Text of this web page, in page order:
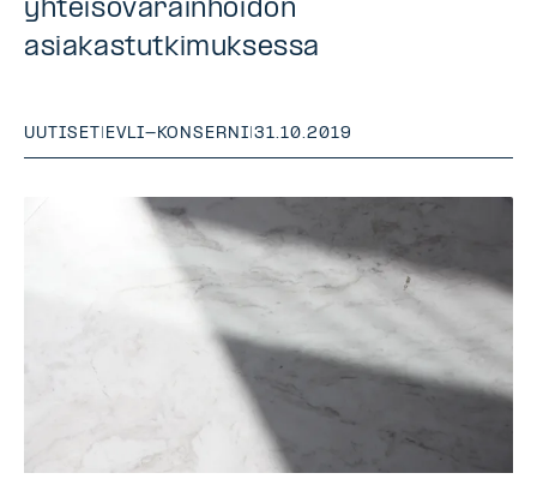
yhteisövarainhoidon
asiakastutkimuksessa
UUTISET | EVLI-KONSERNI|31.10.2019